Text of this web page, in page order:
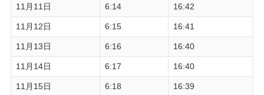
11月11日 6:14 16:42
11月12日 6:15 16:41
11月13日 6:16 16:40
11月14日 6:17 16:40
11月15日 6:18 16:39